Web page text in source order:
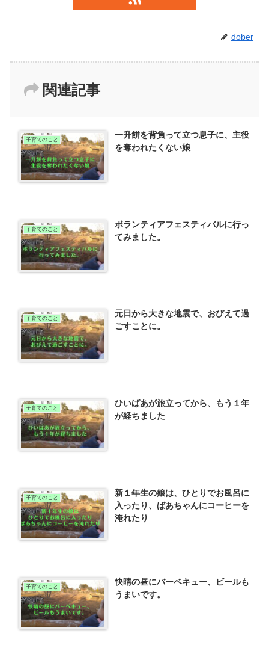
dober
関連記事
子育てのこと
一升餅を背負って立つ息子に、主役
を奪われたくない娘
子育てのこと
ボランティアフェスティバルに行っ
てみました。
子育てのこと
元日から大きな地震で、おびえて過
ごすことに。
子育てのこと
ひいばあが旅立ってから、もう１年
が経ちました
子育てのこと
新１年生の娘は、ひとりでお風呂に
入ったり、ばあちゃんにコーヒーを
淹れたり
子育てのこと
快晴の昼にバーベキュー、ビールも
うまいです。